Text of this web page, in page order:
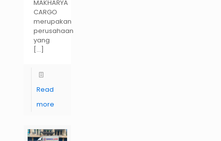
MAKHARYA
CARGO
merupakan
perusahaan
yang
[…]
Read
more